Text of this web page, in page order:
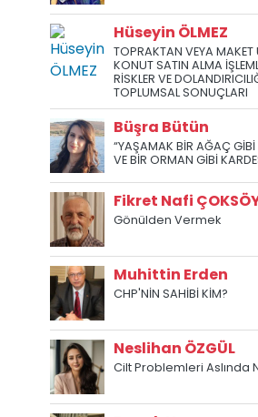
Hüseyin ÖLMEZ
TOPRAKTAN VEYA MAKET
KONUT SATIN ALMA
RİSKLER VE
TOPLUMSAL SONUÇLARI
Büşra Bütün
“YAŞAMAK BİR AĞAÇ GİBİ
VE BİR ORMAN GİBİ
Fikret Nafi
Gönülden Vermek
Muhittin Erden
CHP'NİN SAHİBİ KİM?
Neslihan ÖZGÜL
Cilt Problemleri Aslında